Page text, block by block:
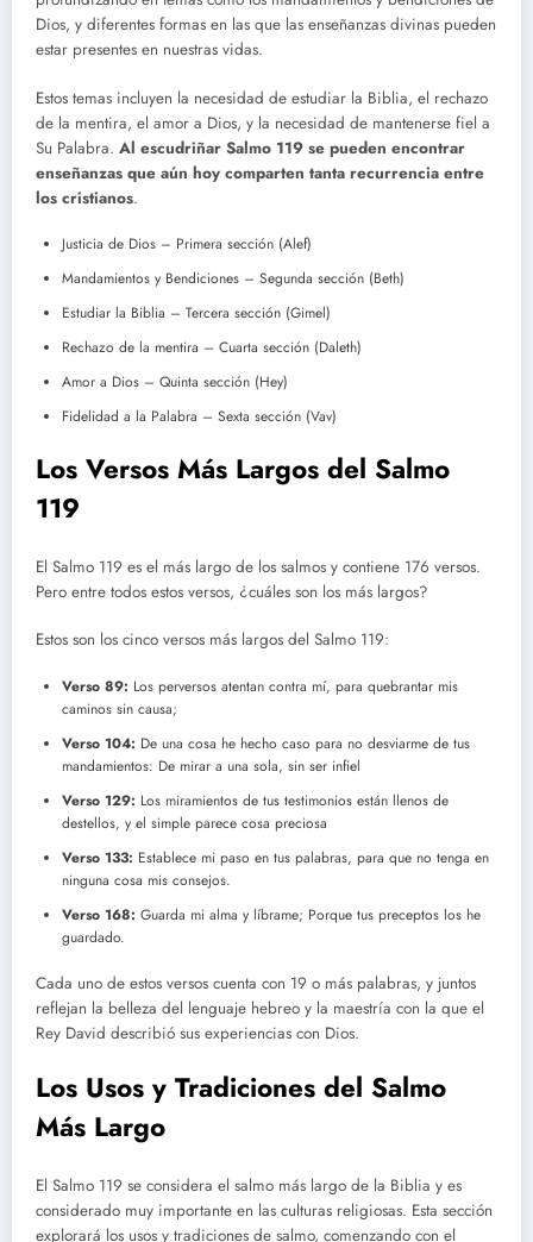
Dios, y diferentes formas en las que las enseñanzas divinas pueden
estar presentes en nuestras vidas.
Estos temas incluyen la necesidad de estudiar la Biblia, el rechazo
de la mentira, el amor a Dios, y la necesidad de mantenerse fiel a
Su Palabra. Al escudriñar Salmo 119 se pueden encontrar
enseñanzas que aún hoy comparten tanta recurrencia entre
los cristianos.
Justicia de Dios – Primera sección (Alef)
Mandamientos y Bendiciones – Segunda sección (Beth)
Estudiar la Biblia – Tercera sección (Gimel)
Rechazo de la mentira – Cuarta sección (Daleth)
Amor a Dios – Quinta sección (Hey)
Fidelidad a la Palabra – Sexta sección (Vav)
Los Versos Más Largos del Salmo
119
El Salmo 119 es el más largo de los salmos y contiene 176 versos.
Pero entre todos estos versos, ¿cuáles son los más largos?
Estos son los cinco versos más largos del Salmo 119:
Verso 89: Los perversos atentan contra mí, para quebrantar mis
caminos sin causa;
Verso 104: De una cosa he hecho caso para no desviarme de tus
mandamientos: De mirar a una sola, sin ser infiel
Verso 129: Los miramientos de tus testimonios están llenos de
destellos, y el simple parece cosa preciosa
Verso 133: Establece mi paso en tus palabras, para que no tenga en
ninguna cosa mis consejos.
Verso 168: Guarda mi alma y líbrame; Porque tus preceptos los he
guardado.
Cada uno de estos versos cuenta con 19 o más palabras, y juntos
reflejan la belleza del lenguaje hebreo y la maestría con la que el
Rey David describió sus experiencias con Dios.
Los Usos y Tradiciones del Salmo
Más Largo
El Salmo 119 se considera el salmo más largo de la Biblia y es
considerado muy importante en las culturas religiosas. Esta sección
explorará los usos y tradiciones de salmo, comenzando con el